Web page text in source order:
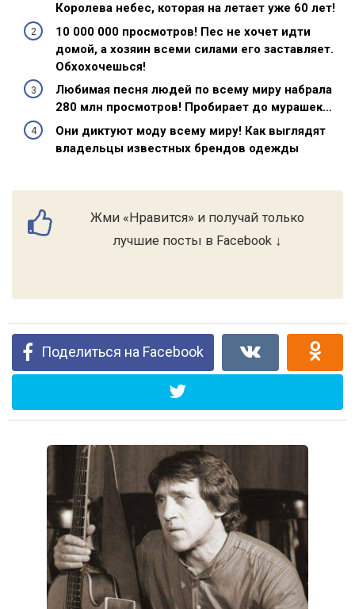
Королева небес, которая на летает уже 60 лет!
10 000 000 просмотров! Пес не хочет идти
домой, а хозяин всеми силами его заставляет.
Обхохочешься!
Любимая песня людей по всему миру набрала
280 млн просмотров! Пробирает до мурашек…
Они диктуют моду всему миру! Как выглядят
владельцы известных брендов одежды
Жми «Нравится» и получай только
лучшие посты в Facebook ↓
Поделиться на Facebook